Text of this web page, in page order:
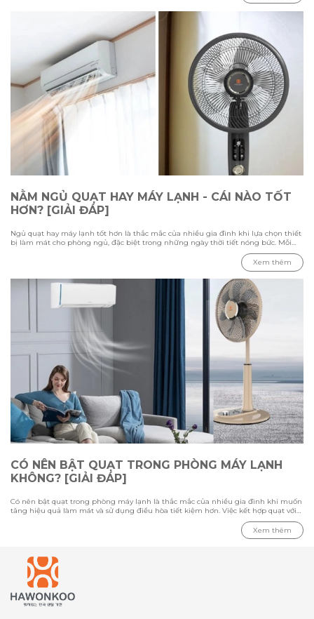
NẰM NGỦ QUẠT HAY MÁY LẠNH - CÁI NÀO TỐT
HƠN? [GIẢI ĐÁP]
Ngủ quạt hay máy lạnh tốt hơn là thắc mắc của nhiều gia đình khi lựa chọn thiết
bị làm mát cho phòng ngủ, đặc biệt trong những ngày thời tiết nóng bức. Mỗi
phương pháp đều có ưu điểm và hạn chế riêng, phụ thuộc vào nhiệt độ môi
trường, diện tích phòng và nhu cầu sử dụng của từng người. Trong bài viết này
cùng Hawonkoo tìm hiểu sự khác biệt giữa việc ngủ bằng quạt và máy lạnh,
đánh giá ưu nhược điểm của từng thiết bị, đồng thời tham khảo cách sử dụng
phù hợp để tạo không gian nghỉ ngơi thoải mái và tiết kiệm điện.
Xem thêm
CÓ NÊN BẬT QUẠT TRONG PHÒNG MÁY LẠNH
KHÔNG? [GIẢI ĐÁP]
Có nên bật quạt trong phòng máy lạnh là thắc mắc của nhiều gia đình khi muốn
tăng hiệu quả làm mát và sử dụng điều hòa tiết kiệm hơn. Việc kết hợp quạt với
máy lạnh có thể giúp luồng khí lạnh phân bổ đều hơn, nhưng cần sử dụng đúng
cách để tránh gây cảm giác khó chịu. Trong bài viết này cùng Hawonkoo tìm hiểu
ưu nhược điểm khi bật quạt cùng điều hòa, loại quạt phù hợp cho phòng máy
Xem thêm